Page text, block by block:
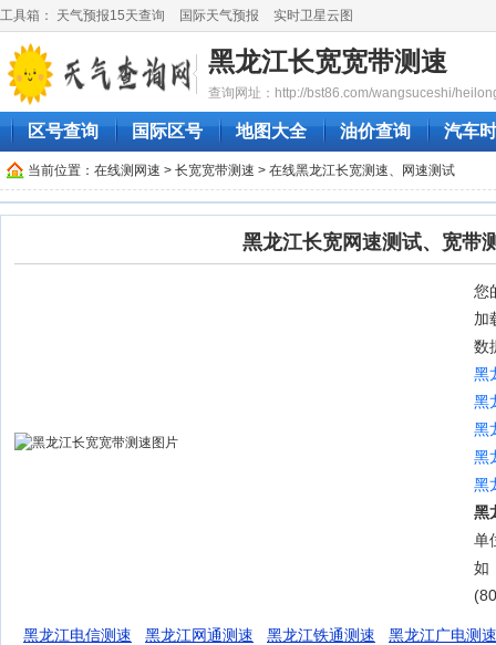
工具箱： 天气预报15天查询 国际天气预报 实时卫星云图
黑龙江长宽宽带测速
查询网址：http://bst86.com/wangsuceshi/
区号查询 国际区号 地图大全 油价查询 汽车
当前位置： 在线测网速 > 长宽宽带测速 > 在线黑龙江长宽测速、网速测试
黑龙江长宽网速测试、宽带
您
加
数
黑
黑
黑
黑
黑
黑
单
如
黑龙江电信测速 黑龙江网通测速 黑龙江铁通测速 黑龙江广电测速